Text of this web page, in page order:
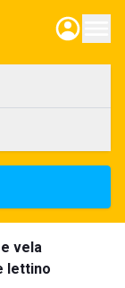
vela
lettino